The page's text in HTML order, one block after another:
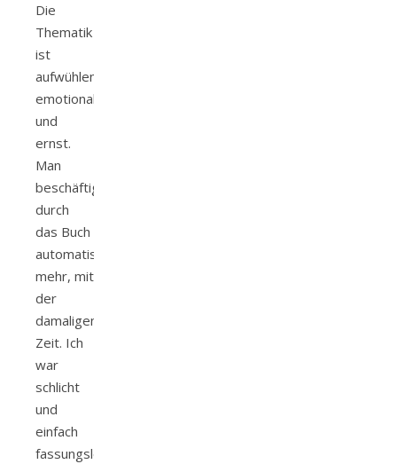
Die
Thematik
ist
aufwühlend,
emotional
und
ernst.
Man
beschäftigt
durch
das Buch
automatisch
mehr, mit
der
damaligen
Zeit. Ich
war
schlicht
und
einfach
fassungslos,